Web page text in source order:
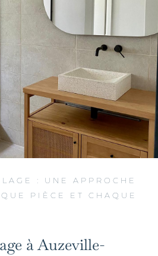
: UNE APPROCHE
PIÈCE ET CHAQUE
à Auzeville-